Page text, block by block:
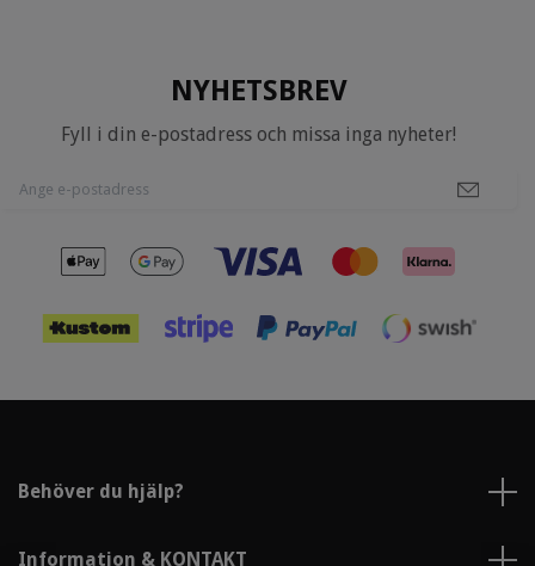
NYHETSBREV
Fyll i din e-postadress och missa inga nyheter!
Behöver du hjälp?
Information & KONTAKT